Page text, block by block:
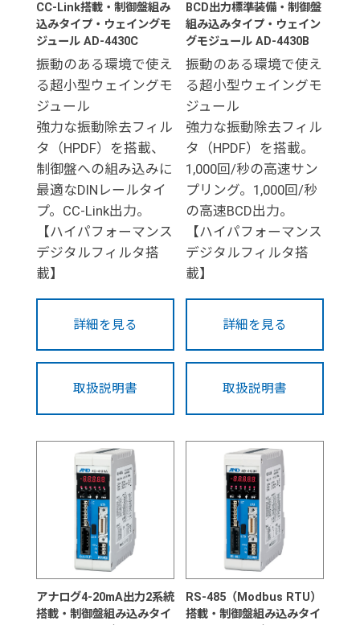
CC-Link搭載・制御盤組み
込みタイプ・ウェイングモ
ジュール AD-4430C
振動のある環境で使え
る超小型ウェイングモ
ジュール
強力な振動除去フィル
タ（HPDF）を搭載、
制御盤への組み込みに
最適なDINレールタイ
プ。CC-Link出力。
【ハイパフォーマンス
デジタルフィルタ搭
載】
詳細を見る
取扱説明書
BCD出力標準装備・制御盤
組み込みタイプ・ウェイン
グモジュール AD-4430B
振動のある環境で使え
る超小型ウェイングモ
ジュール
強力な振動除去フィル
タ（HPDF）を搭載。
1,000回/秒の高速サン
プリング。1,000回/秒
の高速BCD出力。
【ハイパフォーマンス
デジタルフィルタ搭
載】
詳細を見る
取扱説明書
アナログ4-20mA出力2系統
搭載・制御盤組み込みタイ
RS-485（Modbus RTU）
搭載・制御盤組み込みタイ